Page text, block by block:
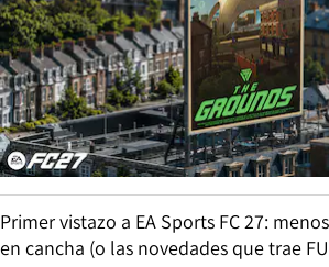
Primer vistazo a EA Sports FC 27:
en cancha (o las novedades que trae